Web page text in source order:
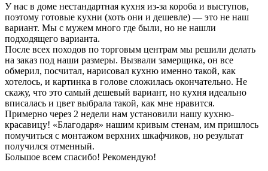
У нас в доме нестандартная кухня из-за короба и выступов,
поэтому готовые кухни (хоть они и дешевле) — это не наш
вариант. Мы с мужем много где были, но не нашли
подходящего варианта.
После всех походов по торговым центрам мы решили делать
на заказ под наши размеры. Вызвали замерщика, он все
обмерил, посчитал, нарисовал кухню именно такой, как
хотелось, и картинка в голове сложилась окончательно. Не
скажу, что это самый дешевый вариант, но кухня идеально
вписалась и цвет выбрала такой, как мне нравится.
Примерно через 2 недели нам установили нашу кухню-
красавицу! «Благодаря» нашим кривым стенам, им пришлось
помучиться с монтажом верхних шкафчиков, но результат
получился отменный.
Большое всем спасибо! Рекомендую!